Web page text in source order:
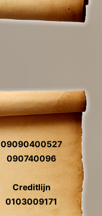
09090400527
090740096
Creditlijn
0103009171